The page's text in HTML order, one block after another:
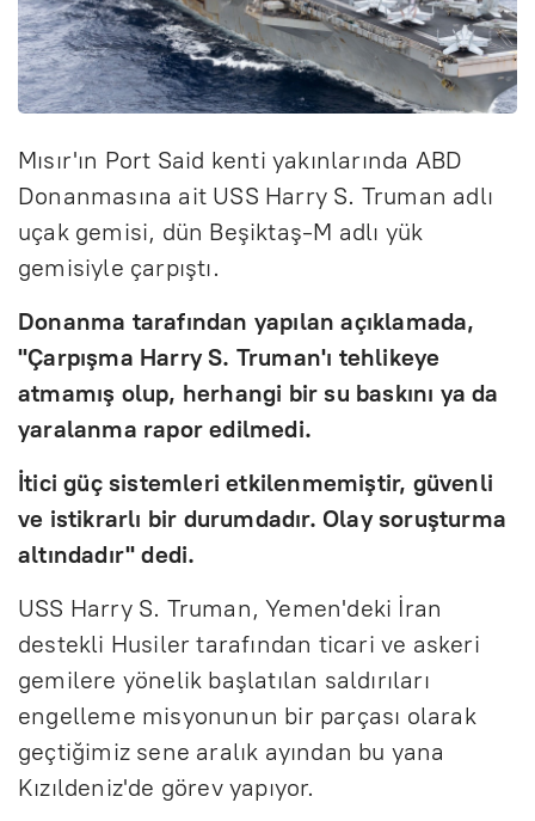
Mısır'ın Port Said kenti yakınlarında ABD
Donanmasına ait USS Harry S. Truman adlı
uçak gemisi, dün Beşiktaş-M adlı yük
gemisiyle çarpıştı.
Donanma tarafından yapılan açıklamada,
"Çarpışma Harry S. Truman'ı tehlikeye
atmamış olup, herhangi bir su baskını ya da
yaralanma rapor edilmedi.
İtici güç sistemleri etkilenmemiştir, güvenli
ve istikrarlı bir durumdadır. Olay soruşturma
altındadır" dedi.
USS Harry S. Truman, Yemen'deki İran
destekli Husiler tarafından ticari ve askeri
gemilere yönelik başlatılan saldırıları
engelleme misyonunun bir parçası olarak
geçtiğimiz sene aralık ayından bu yana
Kızıldeniz'de görev yapıyor.